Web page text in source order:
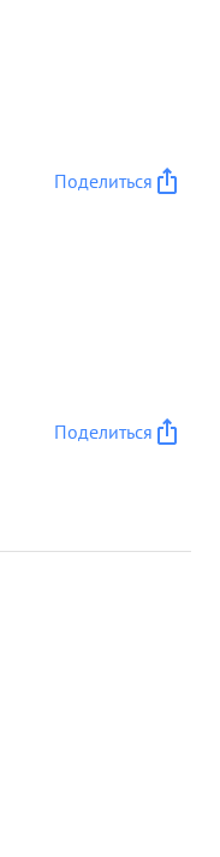
Поделиться
Поделиться